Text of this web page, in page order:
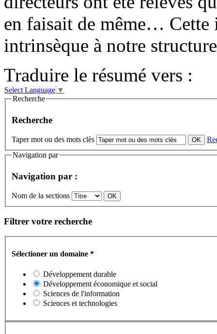
en faisait de même…
intrinsèque à notre
Traduire le résumé vers :
Select Language ▼
Recherche
Recherche
Taper mot ou des mots clès
Navigation par
Navigation par :
Nom de la sections
Filtrer votre recherche
Sélectioner un domaine *
Développement durable
Développement économique et social
Sciences de l'information
Sciences et technologies